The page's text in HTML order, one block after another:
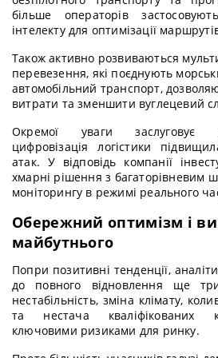
більше операторів
інтелекту для оптимізації
Також активно розвиваються
перевезення, які поєднують
автомобільний транспорт,
витрати та зменшити вуглецевий
Окремої уваги заслуговує
цифровізація логістики
атак. У відповідь компанії
хмарні рішення з багаторівневим
моніторингу в режимі реального
Обережний оптимізм і
майбутнього
Попри позитивні тенденції,
до повного відновлення ще
нестабільність, зміна клімату,
та нестача кваліфікованих
ключовими ризиками для ринку.